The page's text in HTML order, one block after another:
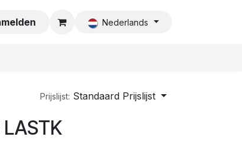
Nederlands
Prijslijst: Standaard Prijslijst